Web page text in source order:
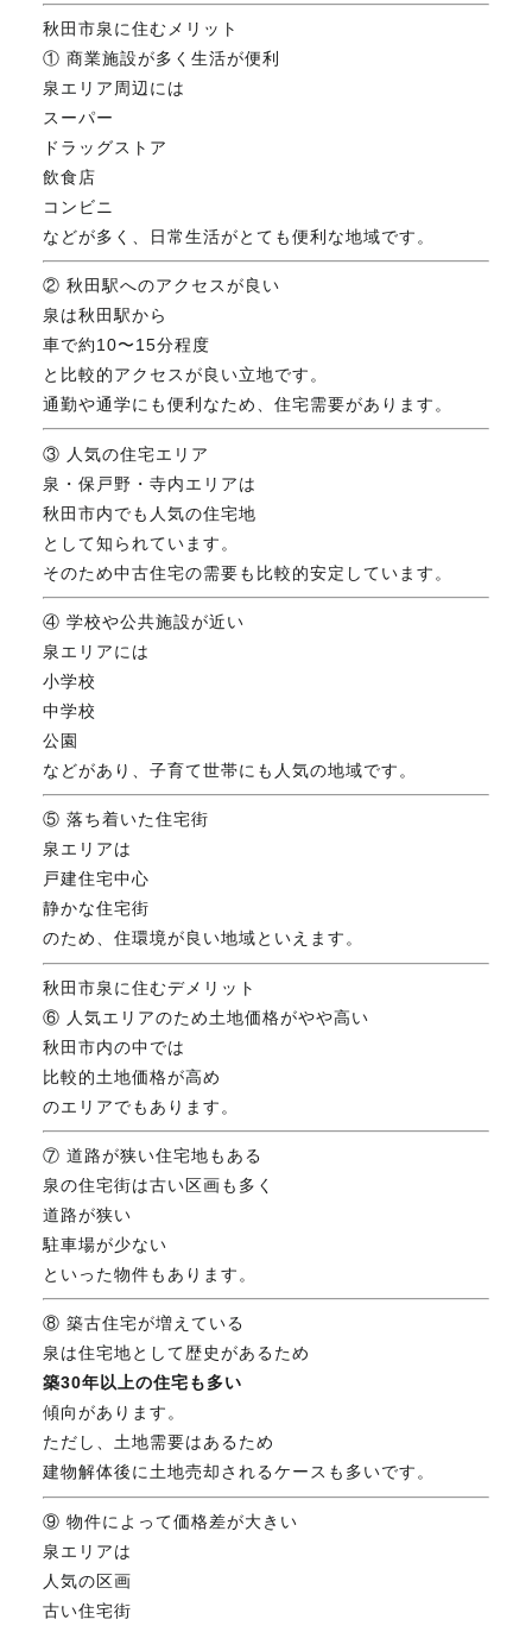
秋田市泉に住むメリット
① 商業施設が多く生活が便利
泉エリア周辺には
スーパー
ドラッグストア
飲食店
コンビニ
などが多く、日常生活がとても便利な地域です。
② 秋田駅へのアクセスが良い
泉は秋田駅から
車で約10〜15分程度
と比較的アクセスが良い立地です。
通勤や通学にも便利なため、住宅需要があります。
③ 人気の住宅エリア
泉・保戸野・寺内エリアは
秋田市内でも人気の住宅地
として知られています。
そのため中古住宅の需要も比較的安定しています。
④ 学校や公共施設が近い
泉エリアには
小学校
中学校
公園
などがあり、子育て世帯にも人気の地域です。
⑤ 落ち着いた住宅街
泉エリアは
戸建住宅中心
静かな住宅街
のため、住環境が良い地域といえます。
秋田市泉に住むデメリット
⑥ 人気エリアのため土地価格がやや高い
秋田市内の中では
比較的土地価格が高め
のエリアでもあります。
⑦ 道路が狭い住宅地もある
泉の住宅街は古い区画も多く
道路が狭い
駐車場が少ない
といった物件もあります。
⑧ 築古住宅が増えている
泉は住宅地として歴史があるため
築30年以上の住宅も多い
傾向があります。
ただし、土地需要はあるため
建物解体後に土地売却されるケースも多いです。
⑨ 物件によって価格差が大きい
泉エリアは
人気の区画
古い住宅街